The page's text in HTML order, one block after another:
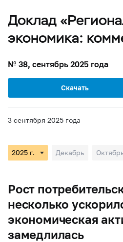
Доклад
экономика:
№ 38, сентябрь 2025 года
Скачать
3 сентября 2025 года
Декабрь
Рост
несколько
экономическая
замедлилась